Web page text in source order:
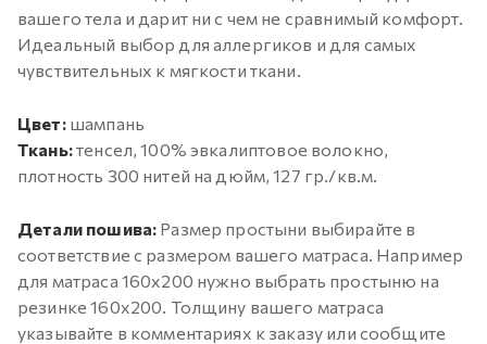
вашего тела и дарит ни с чем не сравнимый комфорт.
Идеальный выбор для аллергиков и для самых
чувствительных к мягкости ткани.
Цвет: шампань
Ткань:тенсел, 100% эвкалиптовое волокно,
плотность 300 нитей на дюйм, 127 гр./кв.м.
Детали пошива: Размер простыни выбирайте в
соответствие с размером вашего матраса. Например
для матраса 160х200 нужно выбрать простыню на
резинке 160х200. Толщину вашего матраса
указывайте в комментариях к заказу или сообщите